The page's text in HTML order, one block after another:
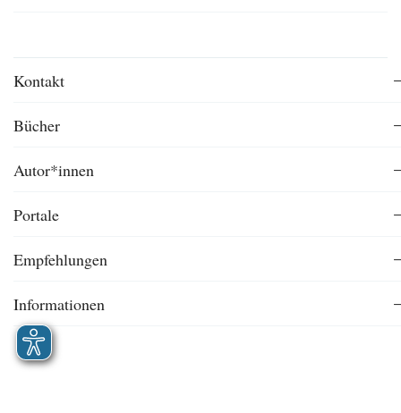
Kontakt
Bücher
Autor*innen
Portale
Empfehlungen
Informationen